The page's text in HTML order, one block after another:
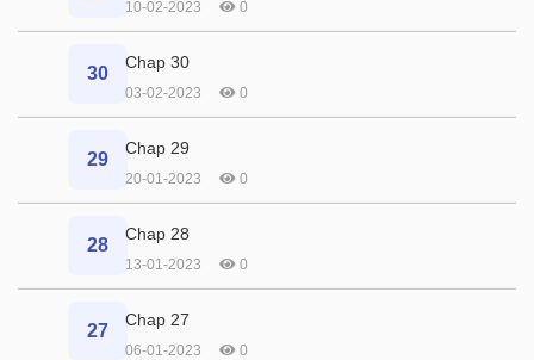
10-02-2023 0
30
Chap 30
03-02-2023 0
29
Chap 29
20-01-2023 0
28
Chap 28
13-01-2023 0
27
Chap 27
06-01-2023 0